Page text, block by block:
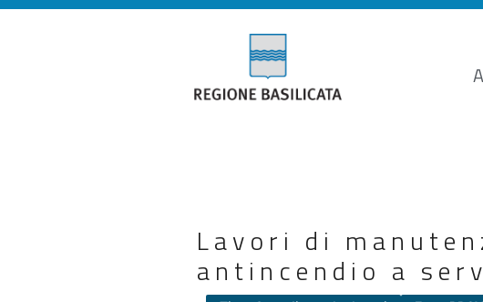
Lavori di
antincendio a